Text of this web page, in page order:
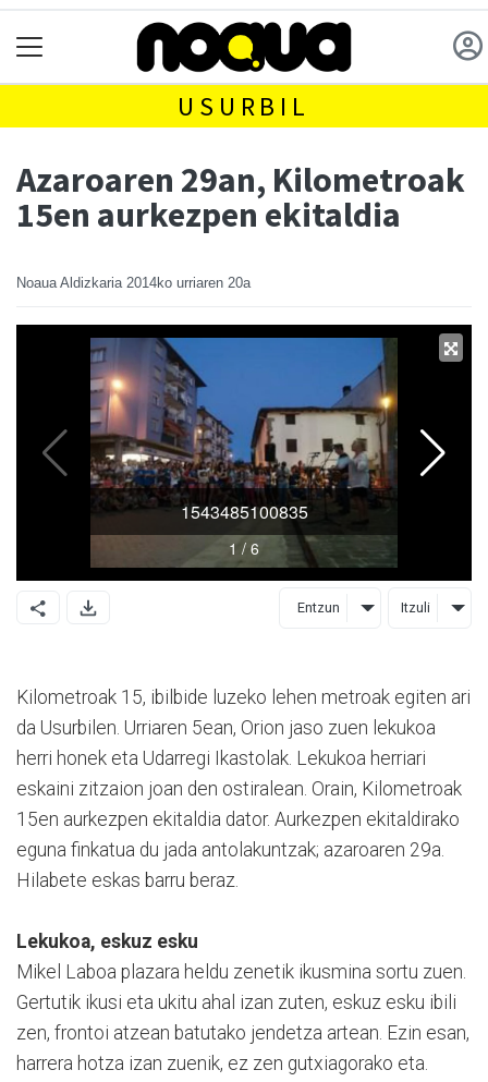
USURBIL
Azaroaren 29an, Kilometroak
15en aurkezpen ekitaldia
Noaua Aldizkaria 2014ko urriaren 20a
Entzun Itzuli
Kilometroak 15, ibilbide luzeko lehen metroak egiten ari
da Usurbilen. Urriaren 5ean, Orion jaso zuen lekukoa
herri honek eta Udarregi Ikastolak. Lekukoa herriari
eskaini zitzaion joan den ostiralean. Orain, Kilometroak
15en aurkezpen ekitaldia dator. Aurkezpen ekitaldirako
eguna finkatua du jada antolakuntzak; azaroaren 29a.
Hilabete eskas barru beraz.
Lekukoa, eskuz esku
Mikel Laboa plazara heldu zenetik ikusmina sortu zuen.
Gertutik ikusi eta ukitu ahal izan zuten, eskuz esku ibili
zen, frontoi atzean batutako jendetza artean. Ezin esan,
harrera hotza izan zuenik, ez zen gutxiagorako eta.